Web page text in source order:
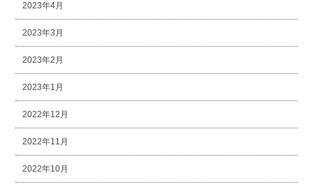
2023年4月
2023年3月
2023年2月
2023年1月
2022年12月
2022年11月
2022年10月